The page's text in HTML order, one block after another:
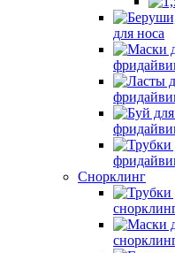
для носа
Снорклинг